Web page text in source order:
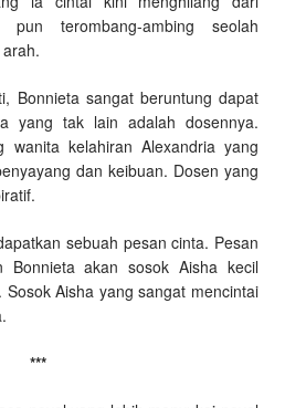
pun terombang-ambing seolah
Bonnieta sangat beruntung dapat
yang tak lain adalah dosennya.
wanita kelahiran Alexandria yang
dan keibuan. Dosen yang
sebuah pesan cinta. Pesan
Bonnieta akan sosok Aisha kecil
Aisha yang sangat mencintai
***